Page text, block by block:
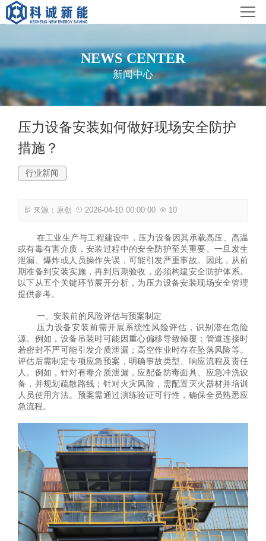
首页
科诚概况
服务范围
新闻中心
联系我们
NEWS CENTER
新闻中心
压力设备安装如何做好现场安全防护
措施？
行业新闻
来源：原创 2026-04-10 00:00:00 10
在工业生产与工程建设中，压力设备因其承载高压、高温
或有毒有害介质，安装过程中的安全防护至关重要。一旦发生
泄漏、爆炸或人员操作失误，可能引发严重事故。因此，从前
期准备到安装实施，再到后期验收，必须构建安全防护体系。
以下从五个关键环节展开分析，为压力设备安装现场安全管理
提供参考。
一、安装前的风险评估与预案制定
压力设备安装前需开展系统性风险评估，识别潜在危险
源。例如，设备吊装时可能因重心偏移导致倾覆；管道连接时
若密封不严可能引发介质泄漏；高空作业时存在坠落风险等。
评估后需制定专项应急预案，明确事故类型、响应流程及责任
人。例如，针对有毒介质泄漏，应配备防毒面具、应急冲洗设
备，并规划疏散路线；针对火灾风险，需配置灭火器材并培训
人员使用方法。预案需通过演练验证可行性，确保全员熟悉应
急流程。